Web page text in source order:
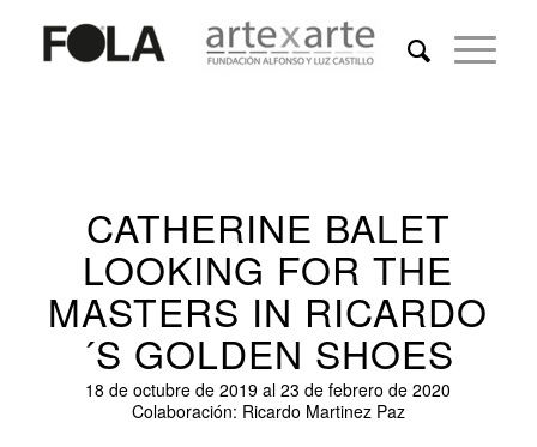
CATHERINE BALET
LOOKING FOR THE
MASTERS IN RICARDO
´S GOLDEN SHOES
18 de octubre de 2019 al 23 de febrero de 2020
Colaboración: Ricardo Martinez Paz